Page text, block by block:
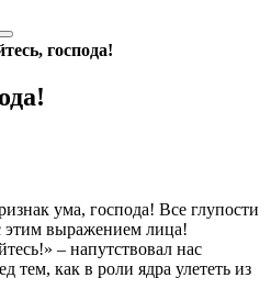
господа!
ума, господа! Все глупости
этим выражением лица!
– напутствовал нас
тем, как в роли ядра улететь из